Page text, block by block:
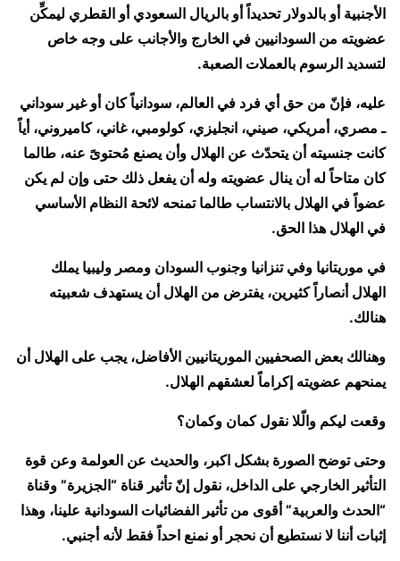
الأجنبية أو بالدولار تحديداً أو بالريال السعودي أو القطري ليمكِّن
عضويته من السودانيين في الخارج والأجانب على وجه خاص
لتسديد الرسوم بالعملات الصعبة.
عليه، فإنّ من حق أي فرد في العالم، سودانياً كان أو غير سوداني
ـ مصري، أمريكي، صيني، انجليزي، كولومبي، غاني، كاميروني، أياً
كانت جنسيته أن يتحدّث عن الهلال وأن يصنع مُحتوىً عنه، طالما
كان متاحاً له أن ينال عضويته وله أن يفعل ذلك حتى وإن لم يكن
عضواً في الهلال بالانتساب طالما تمنحه لائحة النظام الأساسي
في الهلال هذا الحق.
في موريتانيا وفي تنزانيا وجنوب السودان ومصر وليبيا يملك
الهلال أنصاراً كثيرين، يفترض من الهلال أن يستهدف شعبيته
هنالك.
وهنالك بعض الصحفيين الموريتانيين الأفاضل، يجب على الهلال أن
يمنحهم عضويته إكراماً لعشقهم الهلال.
وقعت ليكم والّلا نقول كمان وكمان؟
وحتى توضح الصورة بشكل اكبر، والحديث عن العولمة وعن قوة
التأثير الخارجي على الداخل، نقول إنّ تأثير قناة “الجزيرة” وقناة
“الحدث والعربية” أقوى من تأثير الفضائيات السودانية علينا، وهذا
إثبات أننا لا نستطيع أن نحجر أو نمنع احداً فقط لأنه أجنبي.